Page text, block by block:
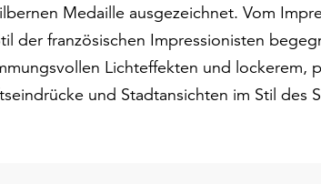
Medaille ausgezeichnet. Vom
der französischen Impressionisten
Lichteffekten und lockerem,
und Stadtansichten im Stil des